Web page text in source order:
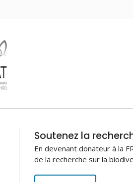
Soutenez la
En devenant donateur à la
de la recherche sur la